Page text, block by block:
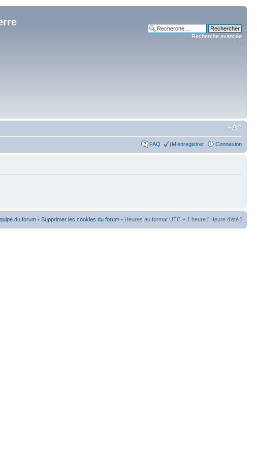
Recherche avancée
FAQ M’enregistrer Connexion
du forum • Supprimer les cookies du forum • Heures au format UTC + 1 heure [ Heure d’été ]